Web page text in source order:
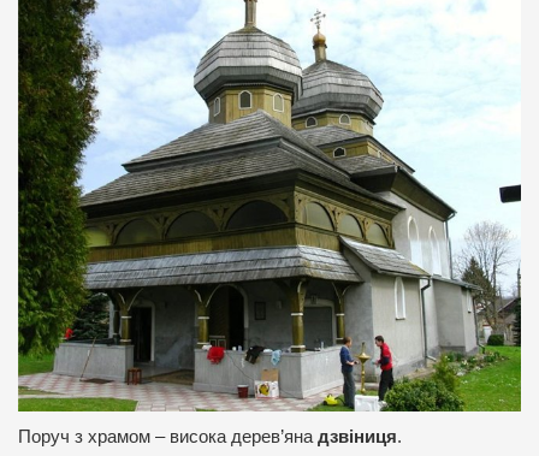
Поруч з храмом – висока дерев’янадзвіниця.